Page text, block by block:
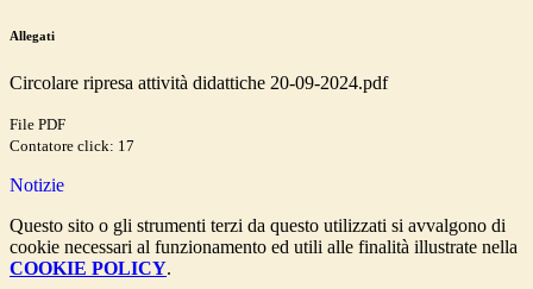
Allegati
Circolare ripresa attività didattiche 20-09-2024.pdf
File PDF
Contatore click: 17
Notizie
Questo sito o gli strumenti terzi da questo utilizzati si avvalgono di
cookie necessari al funzionamento ed utili alle finalità illustrate nella
COOKIE POLICY.